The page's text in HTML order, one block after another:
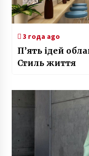
3 года ago
П’ять ідей
Стиль життя